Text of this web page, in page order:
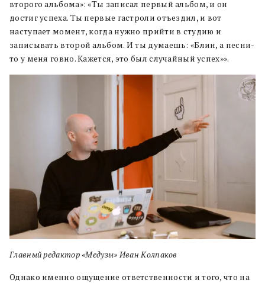
второго альбома»: «Ты записал первый альбом, и он
достиг успеха. Ты первые гастроли отъездил, и вот
наступает момент, когда нужно прийти в студию и
записывать второй альбом. И ты думаешь: «Блин, а песни-
то у меня говно. Кажется, это был случайный успех»».
Главный редактор «Медузы» Иван Колпаков
Однако именно ощущение ответственности и того, что на